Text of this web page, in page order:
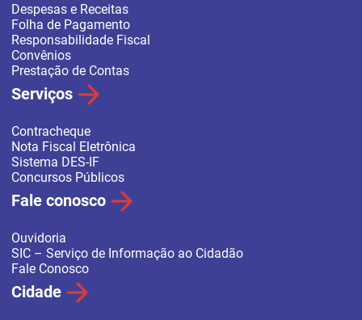
Despesas e Receitas
Folha de Pagamento
Responsabilidade Fiscal
Convênios
Prestação de Contas
Serviços
Contracheque
Nota Fiscal Eletrônica
Sistema DES-IF
Concursos Públicos
Fale conosco
Ouvidoria
SIC – Serviço de Informação ao Cidadão
Fale Conosco
Cidade